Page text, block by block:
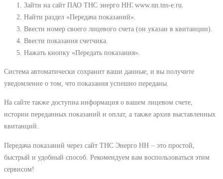
Зайти на сайт ПАО ТНС энерго НН⁚ www.nn.tns-e.ru.
Найти раздел «Передача показаний».
Ввести номер своего лицевого счета (он указан в квитанции).
Ввести показания счетчика.
Нажать кнопку «Передать показания».
Система автоматически сохранит ваши данные, и вы получите
уведомление о том, что показания успешно переданы.
На сайте также доступна информация о вашем лицевом счете,
истории переданных показаний и оплат, а также архив выставленных
квитанций.
Передача показаний через сайт ТНС Энерго НН ⏤ это простой,
быстрый и удобный способ. Рекомендуем вам воспользоваться этим
сервисом!